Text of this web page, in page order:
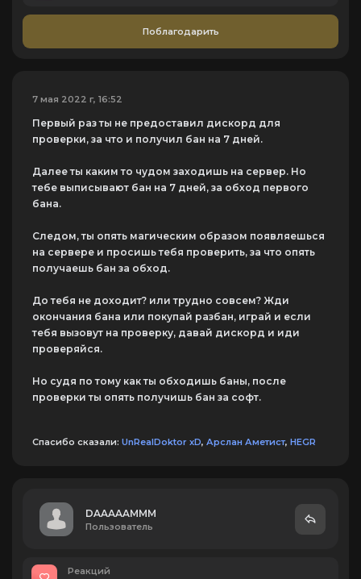
Поблагодарить
7 мая 2022 г, 16:52
Первый раз ты не предоставил дискорд для
проверки, за что и получил бан на 7 дней.
Далее ты каким то чудом заходишь на сервер. Но
тебе выписывают бан на 7 дней, за обход первого
бана.
Следом, ты опять магическим образом появляешься
на сервере и просишь тебя проверить, за что опять
получаешь бан за обход.
До тебя не доходит? или трудно совсем? Жди
окончания бана или покупай разбан, играй и если
тебя вызовут на проверку, давай дискорд и иди
проверяйся.
Но судя по тому как ты обходишь баны, после
проверки ты опять получишь бан за софт.
Спасибо сказали: UnRealDoktor xD, Арслан Аметист, HEGR
DAAAAAMMM
Пользователь
Реакций